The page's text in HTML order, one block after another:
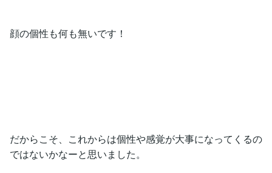
顔の個性も何も無いです！
だからこそ、これからは個性や感覚が大事になってくるの
ではないかなーと思いました。